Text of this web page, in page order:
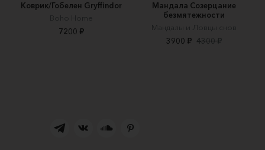
Коврик/Гобелен Gryffindor
Boho Home
7200 ₽
Мандала Созерцание
безмятежности
Мандалы и Ловцы снов
3900 ₽ 4300 ₽